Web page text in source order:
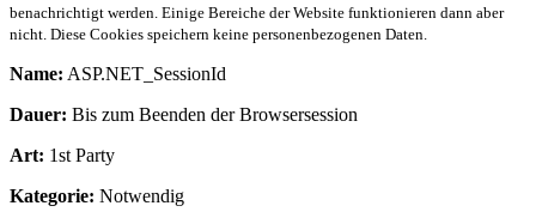
benachrichtigt werden. Einige Bereiche der Website funktionieren dann aber
nicht. Diese Cookies speichern keine personenbezogenen Daten.
Name: ASP.NET_SessionId
Dauer: Bis zum Beenden der Browsersession
Art: 1st Party
Kategorie: Notwendig